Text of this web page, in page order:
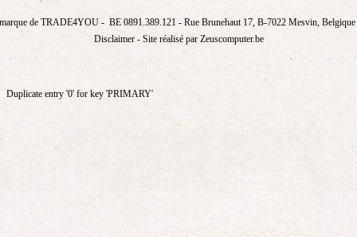
de TRADE4YOU- BE 0891.389.121 - Rue Brunehaut 17, B-7022 Mesvin,
Disclaimer- Site réalisé par Zeuscomputer.be
Duplicate entry '0' for key 'PRIMARY'